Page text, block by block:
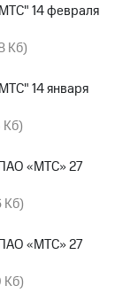
14 февраля
Кб)
14 января
Кб)
«МТС» 27
Кб)
«МТС» 27
Кб)